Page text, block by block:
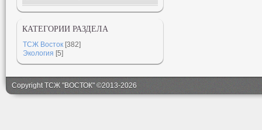
КАТЕГОРИИ РАЗДЕЛА
ТСЖ Восток [382]
Экология [5]
Copyright ТСЖ "ВОСТОК" ©2013-2026